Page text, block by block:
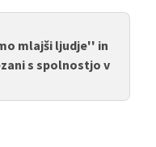
mlajši ljudje'' in
s spolnostjo v